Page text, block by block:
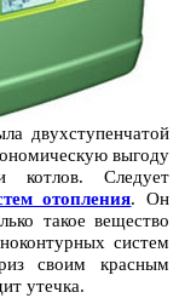
двухступенчатой
выгоду
котлов. Следует
отопления. Он
такое вещество
систем
своим красным
утечка.